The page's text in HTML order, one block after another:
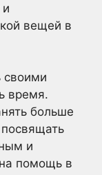
и
вещей в
своими
время.
больше
и
помощь в